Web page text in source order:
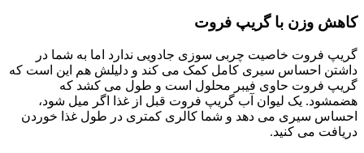
کاهش وزن با گریپ فروت
گریپ فروت خاصیت چربی سوزی جادویی ندارد اما به شما در
داشتن احساس سیری کامل کمک می کند و دلیلش هم این است که
گریپ فروت حاوی فیبر محلول است و طول می کشد که
هضمشود. یک لیوان آب گریپ فروت قبل از غذا اگر میل شود،
احساس سیری می دهد و شما کالری کمتری در طول غذا خوردن
دریافت می کنید.